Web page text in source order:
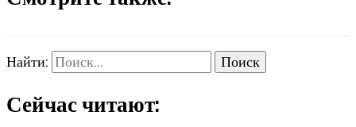
Найти:
Сейчас читают: